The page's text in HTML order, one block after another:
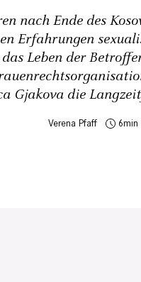
nach Ende des
Erfahrungen
Leben der
Gjakova die
Verena Pfaff 6